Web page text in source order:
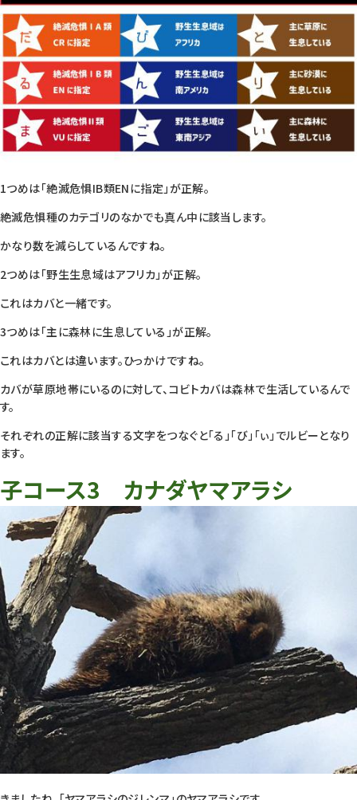
1つめは「絶滅危惧IB類ENに指定」が正解。
絶滅危惧種のカテゴリのなかでも真ん中に該当します。
かなり数を減らしているんですね。
2つめは「野生生息域はアフリカ」が正解。
これはカバと一緒です。
3つめは「主に森林に生息している」が正解。
これはカバとは違います。ひっかけですね。
カバが草原地帯にいるのに対して、コビトカバは森林で生活しているんで
す。
それぞれの正解に該当する文字をつなぐと「る」「び」「ぃ」でルビーとなり
ます。
子コース3 カナダヤマアラシ